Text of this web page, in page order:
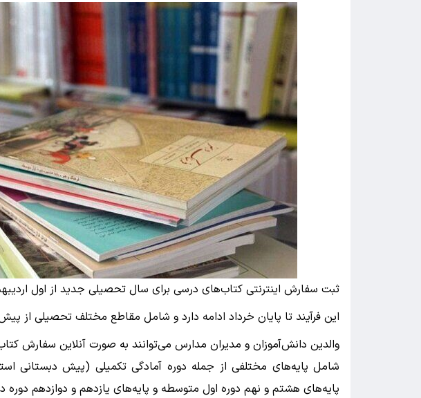
ثبت سفارش اینترنتی کتاب‌های درسی برای سال تحصیلی جدید از اول
این فرآیند تا پایان خرداد ادامه دارد و شامل مقاطع مختلف تحصیلی از
والدین دانش‌آموزان و مدیران مدارس می‌توانند به صورت آنلاین سفارش
شامل پایه‌های مختلفی از جمله دوره آمادگی تکمیلی (پیش دبستانی
پایه‌های هشتم و نهم دوره اول متوسطه و پایه‌های یازدهم و دوازدهم